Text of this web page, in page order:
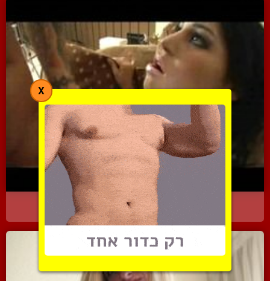
צעירה נאה וטריה שמונכה ל...
| 0 המלצות
X